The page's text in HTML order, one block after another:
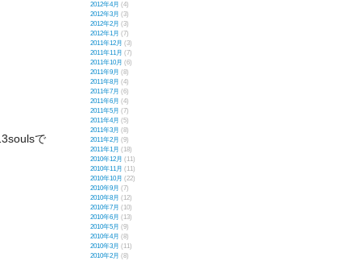
で
2012年4月 (4)
2012年3月 (3)
2012年2月 (3)
2012年1月 (7)
2011年12月 (3)
2011年11月 (7)
2011年10月 (6)
2011年9月 (8)
2011年8月 (4)
2011年7月 (6)
2011年6月 (4)
2011年5月 (7)
2011年4月 (5)
2011年3月 (8)
2011年2月 (9)
2011年1月 (18)
2010年12月 (11)
2010年11月 (11)
2010年10月 (22)
2010年9月 (7)
2010年8月 (12)
2010年7月 (10)
2010年6月 (13)
2010年5月 (9)
2010年4月 (8)
2010年3月 (11)
2010年2月 (8)